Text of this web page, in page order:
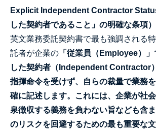
Explicit Independent Contractor
した契約者であること」の明確な条項）
英文業務委託契約書で最も強調される
託者が企業の 「従業員（Employee）
した契約者（Independent Contractor
指揮命令を受けず、自らの裁量で業務
確に記述します。これには、企業が社
泉徴収する義務を負わない旨なども含
のリスクを回避するための最も重要な